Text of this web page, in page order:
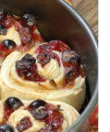
однако начинка в
в нее на
в черном чае. А
измельчаем
одних
вам
или терн. Тушите
блендером.